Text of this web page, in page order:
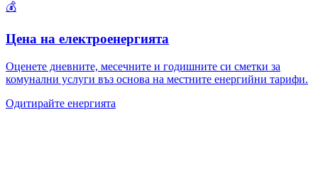
💰
Цена на електроенергията
Оценете дневните, месечните и годишните си сметки за
комунални услуги въз основа на местните енергийни тарифи.
Одитирайте енергията